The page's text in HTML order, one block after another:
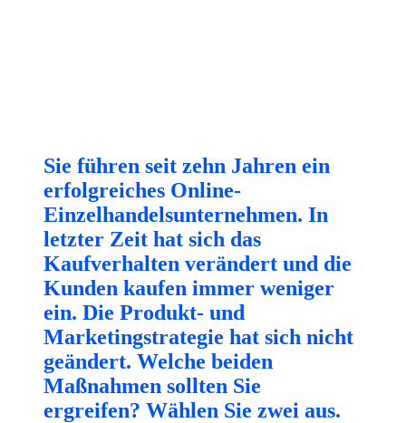
Sie führen seit zehn Jahren ein
erfolgreiches Online-
Einzelhandelsunternehmen. In
letzter Zeit hat sich das
Kaufverhalten verändert und die
Kunden kaufen immer weniger
ein. Die Produkt- und
Marketingstrategie hat sich nicht
geändert. Welche beiden
Maßnahmen sollten Sie
ergreifen? Wählen Sie zwei aus.